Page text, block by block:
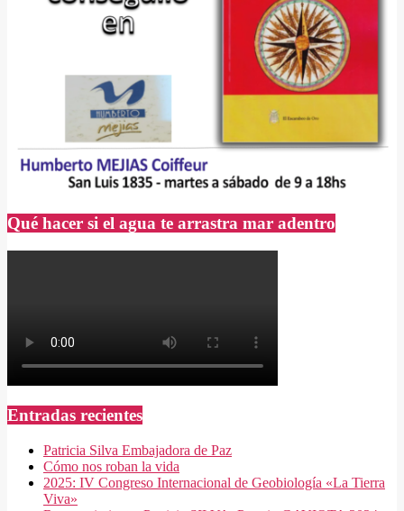
Qué hacer si el agua te arrastra mar adentro
Entradas recientes
Patricia Silva Embajadora de Paz
Cómo nos roban la vida
2025: IV Congreso Internacional de Geobiología «La Tierra
Viva»